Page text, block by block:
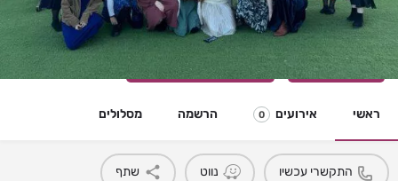
מדרשת שילוב לבנות 18+
ירושלים 055-553-3044
ראשי אירועים 0 הרשמה מסלולים
התקשרי עכשיו נווט שתף